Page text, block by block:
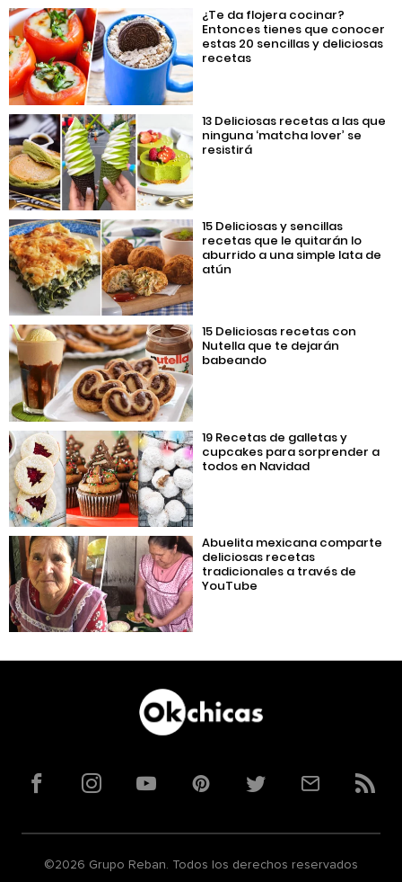
¿Te da flojera cocinar?
Entonces tienes que conocer
estas 20 sencillas y deliciosas
recetas
13 Deliciosas recetas a las que
ninguna ‘matcha lover’ se
resistirá
15 Deliciosas y sencillas
recetas que le quitarán lo
aburrido a una simple lata de
atún
15 Deliciosas recetas con
Nutella que te dejarán
babeando
19 Recetas de galletas y
cupcakes para sorprender a
todos en Navidad
Abuelita mexicana comparte
deliciosas recetas
tradicionales a través de
YouTube
FacebookInstagramYouTubePinterestTwitterCorreoRSS
©2026 Grupo Reban. Todos los derechos reservados